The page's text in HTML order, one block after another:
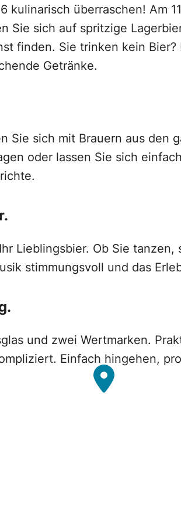
kulinarisch überraschen! Am
Sie sich auf spritzige
finden. Sie trinken kein
Getränke.
Sie sich mit Brauern aus den
oder lassen Sie sich
Lieblingsbier. Ob Sie
stimmungsvoll und das
und zwei Wertmarken.
Einfach hingehen,